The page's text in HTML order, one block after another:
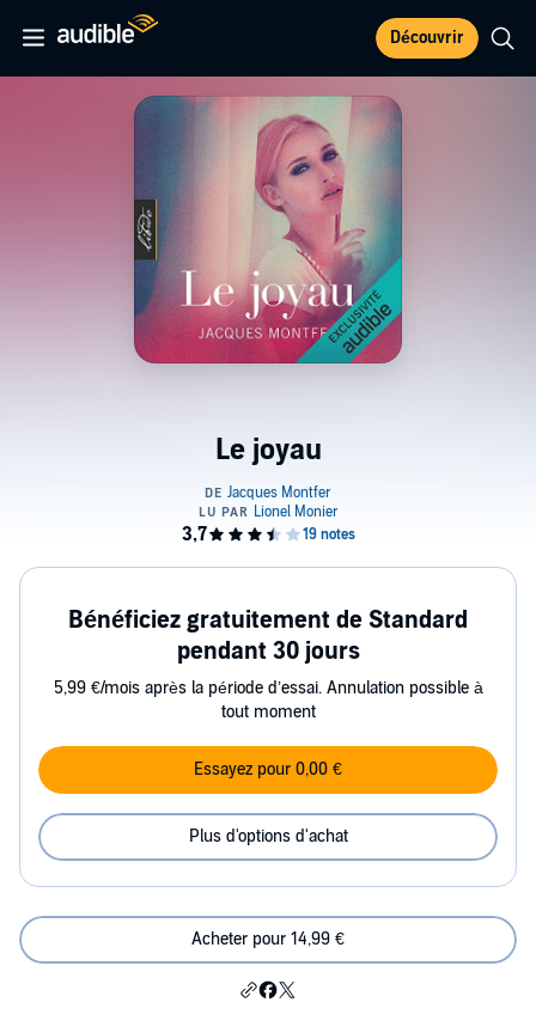
Découvrir
Le joyau
Bénéficiez gratuitement de Standard
pendant 30 jours
5,99 €/mois après la période d’essai. Annulation possible à
tout moment
Essayez pour 0,00 €
Plus d'options d'achat
Acheter pour 14,99 €